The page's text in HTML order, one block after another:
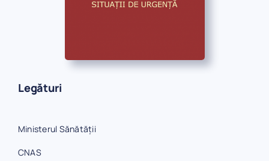
Legături
Ministerul Sănătății
CNAS